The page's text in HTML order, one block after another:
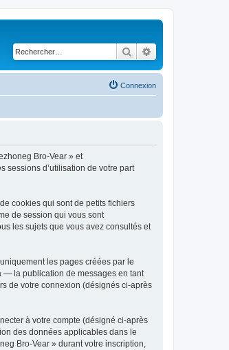
Rechercher
Connexion
Bro-Vear » et
sessions d’utilisation de votre part
cookies qui sont de petits fichiers
de session qui vous sont
les sujets que vous avez consultés et
les pages créées par le
— la publication de messages en tant
de votre connexion (désignés ci-après
à votre compte (désigné ci-après
des données applicables dans le
Bro-Vear » durant votre inscription,